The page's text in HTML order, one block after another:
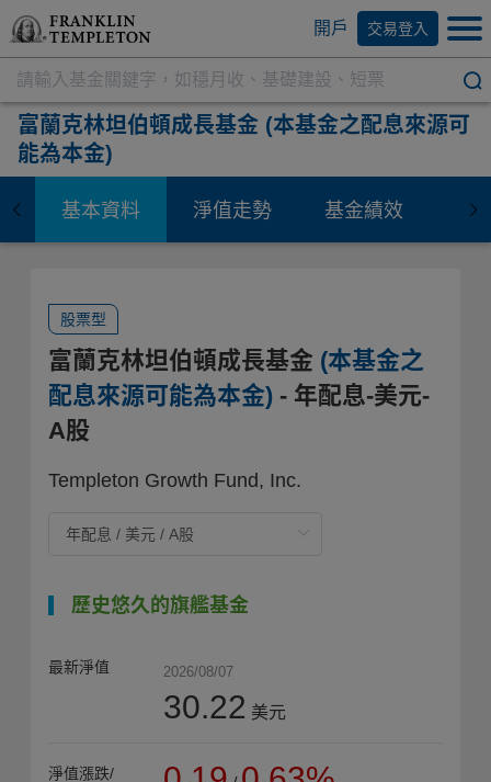
開戶 交易登入
富蘭克林坦伯頓成長基金 (本基金之配息來源可
能為本金)
基本資料 淨值走勢 基金績效 資
股票型
富蘭克林坦伯頓成長基金 (本基金之
配息來源可能為本金) - 年配息-美元-
A股
Templeton Growth Fund, Inc.
歷史悠久的旗艦基金
最新淨值 2026/08/07
30.22 美元
淨值漲跌/